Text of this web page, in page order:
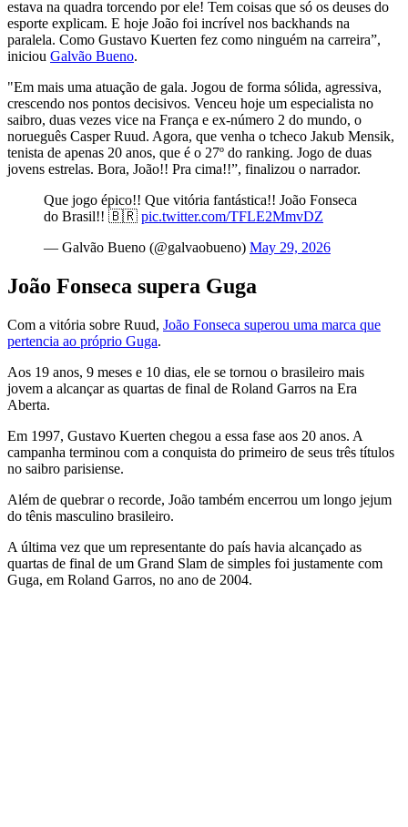
estava na quadra torcendo por ele! Tem coisas que só os deuses do
esporte explicam. E hoje João foi incrível nos backhands na
paralela. Como Gustavo Kuerten fez como ninguém na carreira”,
iniciou Galvão Bueno.
"Em mais uma atuação de gala. Jogou de forma sólida, agressiva,
crescendo nos pontos decisivos. Venceu hoje um especialista no
saibro, duas vezes vice na França e ex-número 2 do mundo, o
norueguês Casper Ruud. Agora, que venha o tcheco Jakub Mensik,
tenista de apenas 20 anos, que é o 27º do ranking. Jogo de duas
jovens estrelas. Bora, João!! Pra cima!!”, finalizou o narrador.
Que jogo épico!! Que vitória fantástica!! João Fonseca
do Brasil!! 🇧🇷 pic.twitter.com/TFLE2MmvDZ
— Galvão Bueno (@galvaobueno) May 29, 2026
João Fonseca supera Guga
Com a vitória sobre Ruud, João Fonseca superou uma marca que
pertencia ao próprio Guga.
Aos 19 anos, 9 meses e 10 dias, ele se tornou o brasileiro mais
jovem a alcançar as quartas de final de Roland Garros na Era
Aberta.
Em 1997, Gustavo Kuerten chegou a essa fase aos 20 anos. A
campanha terminou com a conquista do primeiro de seus três títulos
no saibro parisiense.
Além de quebrar o recorde, João também encerrou um longo jejum
do tênis masculino brasileiro.
A última vez que um representante do país havia alcançado as
quartas de final de um Grand Slam de simples foi justamente com
Guga, em Roland Garros, no ano de 2004.